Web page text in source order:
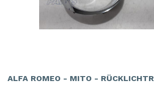
ALFA ROMEO - MITO -